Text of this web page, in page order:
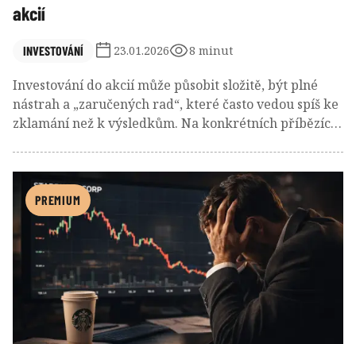
akcií
INVESTOVÁNÍ 23.01.2026 8 minut
Investování do akcií může působit složitě, být plné
nástrah a „zaručených rad“, které často vedou spíš ke
zklamání než k výsledkům. Na konkrétních příbězích
snadno výnosy ukrajují poplatky a emoce a proč se
dlouhodobý úspěch v investování většinou rodí z
jednoduchosti, trpělivosti a dobře nastaveného plánu.
PREMIUM